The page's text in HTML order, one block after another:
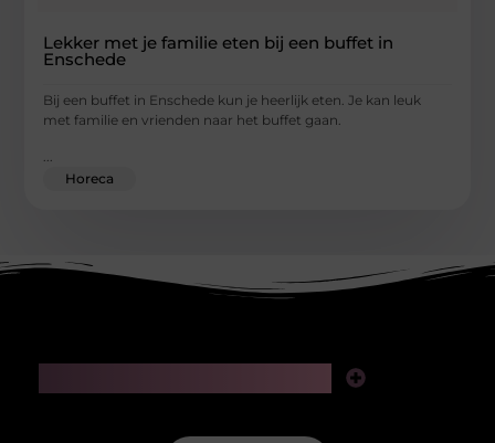
Lekker met je familie eten bij een buffet in
Enschede
Bij een buffet in Enschede kun je heerlijk eten. Je kan leuk
met familie en vrienden naar het buffet gaan.
Horeca